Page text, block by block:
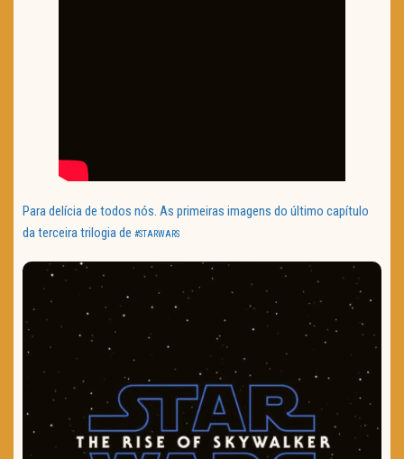
Para delícia de todos nós. As primeiras imagens do último capítulo
da terceira trilogia de #STARWARS